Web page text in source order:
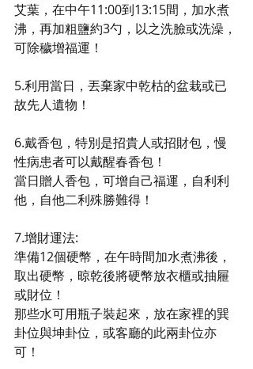
艾葉，在中午11:00到13:15間，加水煮
沸，再加粗鹽約3勺，以之洗臉或洗澡，
可除穢增福運！
5.利用當日，丟棄家中乾枯的盆栽或已
故先人遺物！
6.戴香包，特別是招貴人或招財包，慢
性病患者可以戴醒春香包！
當日贈人香包，可增自己福運，自利利
他，自他二利殊勝難得！
7.增財運法:
準備12個硬幣，在午時間加水煮沸後，
取出硬幣，晾乾後將硬幣放衣櫃或抽屜
或財位！
那些水可用瓶子裝起來，放在家裡的巽
卦位與坤卦位，或客廳的此兩卦位亦
可！